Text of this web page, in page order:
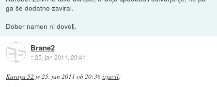
ga še dodatno zaviral.
Dober namen ni dovolj.
Brane2
::25. jan 2011, 20:41
Karaya 52 je25. jan 2011 ob 20:36izjavil: